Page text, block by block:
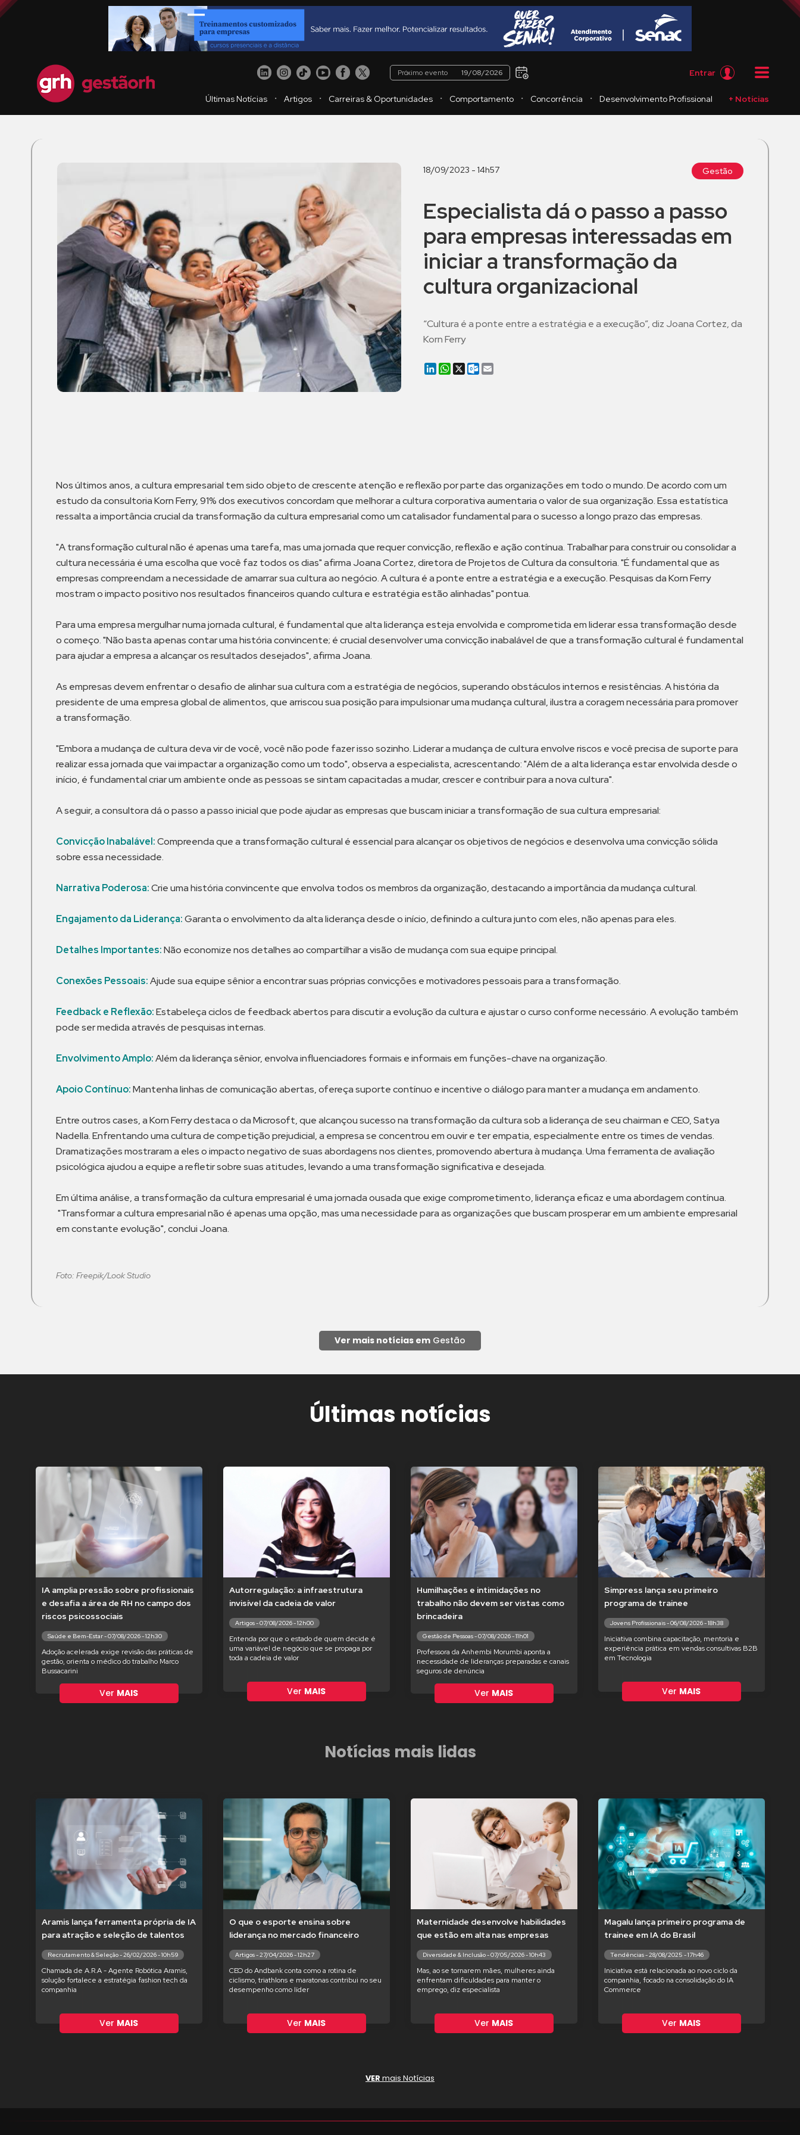
Próximo evento 19/08/2026 Entrar
Últimas Notícias ・ Artigos ・ Carreiras & Oportunidades ・ Comportamento ・ Concorrência ・ Desenvolvimento Profissional + Notícias
18/09/2023 - 14h57 Gestão
Especialista dá o passo a passo
para empresas interessadas em
iniciar a transformação da
cultura organizacional
“Cultura é a ponte entre a estratégia e a execução”, diz Joana Cortez, da
Korn Ferry
LinkedIn
WhatsApp
X Outlook.com
Email
Nos últimos anos, a cultura empresarial tem sido objeto de crescente atenção e reflexão por parte das organizações em todo o mundo. De acordo com um
estudo da consultoria Korn Ferry, 91% dos executivos concordam que melhorar a cultura corporativa aumentaria o valor de sua organização. Essa estatística
ressalta a importância crucial da transformação da cultura empresarial como um catalisador fundamental para o sucesso a longo prazo das empresas.
"A transformação cultural não é apenas uma tarefa, mas uma jornada que requer convicção, reflexão e ação contínua. Trabalhar para construir ou consolidar a
cultura necessária é uma escolha que você faz todos os dias" afirma Joana Cortez, diretora de Projetos de Cultura da consultoria. "É fundamental que as
empresas compreendam a necessidade de amarrar sua cultura ao negócio. A cultura é a ponte entre a estratégia e a execução. Pesquisas da Korn Ferry
mostram o impacto positivo nos resultados financeiros quando cultura e estratégia estão alinhadas" pontua.
Para uma empresa mergulhar numa jornada cultural, é fundamental que alta liderança esteja envolvida e comprometida em liderar essa transformação desde
o começo. "Não basta apenas contar uma história convincente; é crucial desenvolver uma convicção inabalável de que a transformação cultural é fundamental
para ajudar a empresa a alcançar os resultados desejados", afirma Joana.
As empresas devem enfrentar o desafio de alinhar sua cultura com a estratégia de negócios, superando obstáculos internos e resistências. A história da
presidente de uma empresa global de alimentos, que arriscou sua posição para impulsionar uma mudança cultural, ilustra a coragem necessária para promover
a transformação.
"Embora a mudança de cultura deva vir de você, você não pode fazer isso sozinho. Liderar a mudança de cultura envolve riscos e você precisa de suporte para
realizar essa jornada que vai impactar a organização como um todo", observa a especialista, acrescentando: "Além de a alta liderança estar envolvida desde o
início, é fundamental criar um ambiente onde as pessoas se sintam capacitadas a mudar, crescer e contribuir para a nova cultura".
A seguir, a consultora dá o passo a passo inicial que pode ajudar as empresas que buscam iniciar a transformação de sua cultura empresarial:
Convicção Inabalável:Compreenda que a transformação cultural é essencial para alcançar os objetivos de negócios e desenvolva uma convicção sólida
sobre essa necessidade.
Narrativa Poderosa:Crie uma história convincente que envolva todos os membros da organização, destacando a importância da mudança cultural.
Engajamento da Liderança:Garanta o envolvimento da alta liderança desde o início, definindo a cultura junto com eles, não apenas para eles.
Detalhes Importantes:Não economize nos detalhes ao compartilhar a visão de mudança com sua equipe principal.
Conexões Pessoais:Ajude sua equipe sênior a encontrar suas próprias convicções e motivadores pessoais para a transformação.
Feedback e Reflexão:Estabeleça ciclos de feedback abertos para discutir a evolução da cultura e ajustar o curso conforme necessário. A evolução também
pode ser medida através de pesquisas internas.
Envolvimento Amplo:Além da liderança sênior, envolva influenciadores formais e informais em funções-chave na organização.
Apoio Contínuo:Mantenha linhas de comunicação abertas, ofereça suporte contínuo e incentive o diálogo para manter a mudança em andamento.
Entre outros cases, a Korn Ferry destaca o da Microsoft, que alcançou sucesso na transformação da cultura sob a liderança de seu chairman e CEO, Satya
Nadella. Enfrentando uma cultura de competição prejudicial, a empresa se concentrou em ouvir e ter empatia, especialmente entre os times de vendas.
Dramatizações mostraram a eles o impacto negativo de suas abordagens nos clientes, promovendo abertura à mudança. Uma ferramenta de avaliação
psicológica ajudou a equipe a refletir sobre suas atitudes, levando a uma transformação significativa e desejada.
Em última análise, a transformação da cultura empresarial é uma jornada ousada que exige comprometimento, liderança eficaz e uma abordagem contínua.
"Transformar a cultura empresarial não é apenas uma opção, mas uma necessidade para as organizações que buscam prosperar em um ambiente empresarial
em constante evolução", conclui Joana.
Foto: Freepik/Look Studio
Ver mais notícias em Gestão
Últimas notícias
IA amplia pressão sobre profissionais
e desafia a área de RH no campo dos
riscos psicossociais
Saúde e Bem-Estar - 07/08/2026 - 12h30
Adoção acelerada exige revisão das práticas de
gestão, orienta o médico do trabalho Marco
Bussacarini
Ver MAIS
Autorregulação: a infraestrutura
invisível da cadeia de valor
Artigos - 07/08/2026 - 12h00
Entenda por que o estado de quem decide é
uma variável de negócio que se propaga por
toda a cadeia de valor
Ver MAIS
Humilhações e intimidações no
trabalho não devem ser vistas como
brincadeira
Gestão de Pessoas - 07/08/2026 - 11h01
Professora da Anhembi Morumbi aponta a
necessidade de lideranças preparadas e canais
seguros de denúncia
Ver MAIS
Simpress lança seu primeiro
programa de trainee
Jovens Profissionais - 06/08/2026 - 18h38
Iniciativa combina capacitação, mentoria e
experiência prática em vendas consultivas B2B
em Tecnologia
Ver MAIS
Notícias mais lidas
Aramis lança ferramenta própria de IA
para atração e seleção de talentos
Recrutamento & Seleção - 26/02/2026 - 10h59
Chamada de A.R.A - Agente Robótica Aramis,
solução fortalece a estratégia fashion tech da
companhia
Ver MAIS
O que o esporte ensina sobre
liderança no mercado financeiro
Artigos - 27/04/2026 - 12h27
CEO do Andbank conta como a rotina de
ciclismo, triathlons e maratonas contribui no seu
desempenho como líder
Ver MAIS
Maternidade desenvolve habilidades
que estão em alta nas empresas
Diversidade & Inclusão - 07/05/2026 - 10h43
Mas, ao se tornarem mães, mulheres ainda
enfrentam dificuldades para manter o
emprego, diz especialista
Ver MAIS
Magalu lança primeiro programa de
trainee em IA do Brasil
Tendências - 28/08/2025 - 17h46
Iniciativa está relacionada ao novo ciclo da
companhia, focado na consolidação do IA
Commerce
Ver MAIS
VER mais Notícias